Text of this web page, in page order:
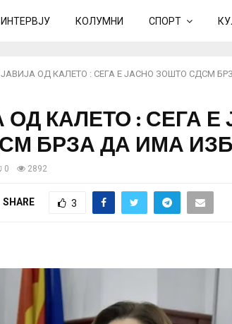
ИНТЕРВЈУ КОЛУМНИ СПОРТ
ЈАВИЈА ОД КАЛЕТО : СЕГА Е ЈАСНО ЗОШТО СДСМ
КАЛЕТО : СЕГА Е
БРЗА ДА ИМА
0 2892
SHARE 3